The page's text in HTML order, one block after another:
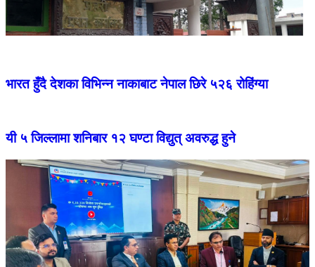
भारत हुँदै देशका विभिन्न नाकाबाट नेपाल छिरे ५२६ रोहिंग्या
यी ५ जिल्लामा शनिबार १२ घण्टा विद्युत् अवरुद्ध हुने